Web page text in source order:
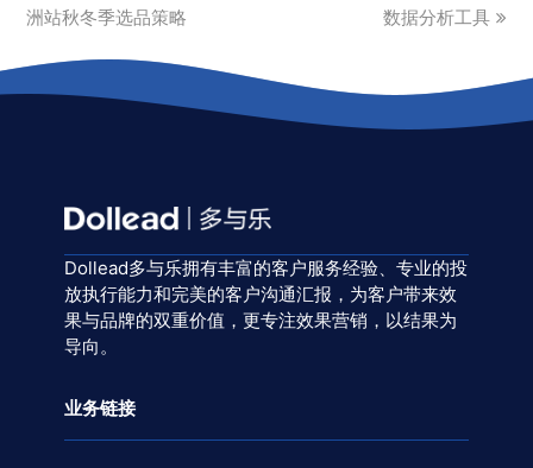
post:
洲站秋冬季选品策略
数据分析工具
Dollead多与乐拥有丰富的客户服务经验、专业的投
放执行能力和完美的客户沟通汇报，为客户带来效
果与品牌的双重价值，更专注效果营销，以结果为
导向。
业务链接